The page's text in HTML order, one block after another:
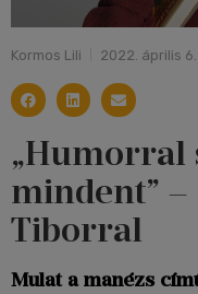
Kormos Lili 2022. április 6.
„Humorral
mindent”
Tiborral
Mulat a manézs